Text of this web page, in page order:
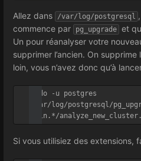
Allez dans /var/log/postgresql
commence par
pg_upgrade et
Un pour réanalyser votre
supprimer l’ancien. On supprime
loin, vous n’avez donc qu’à
sudo -u postgres
/var/log/postgresql/
Si vous utilisiez des extensions,